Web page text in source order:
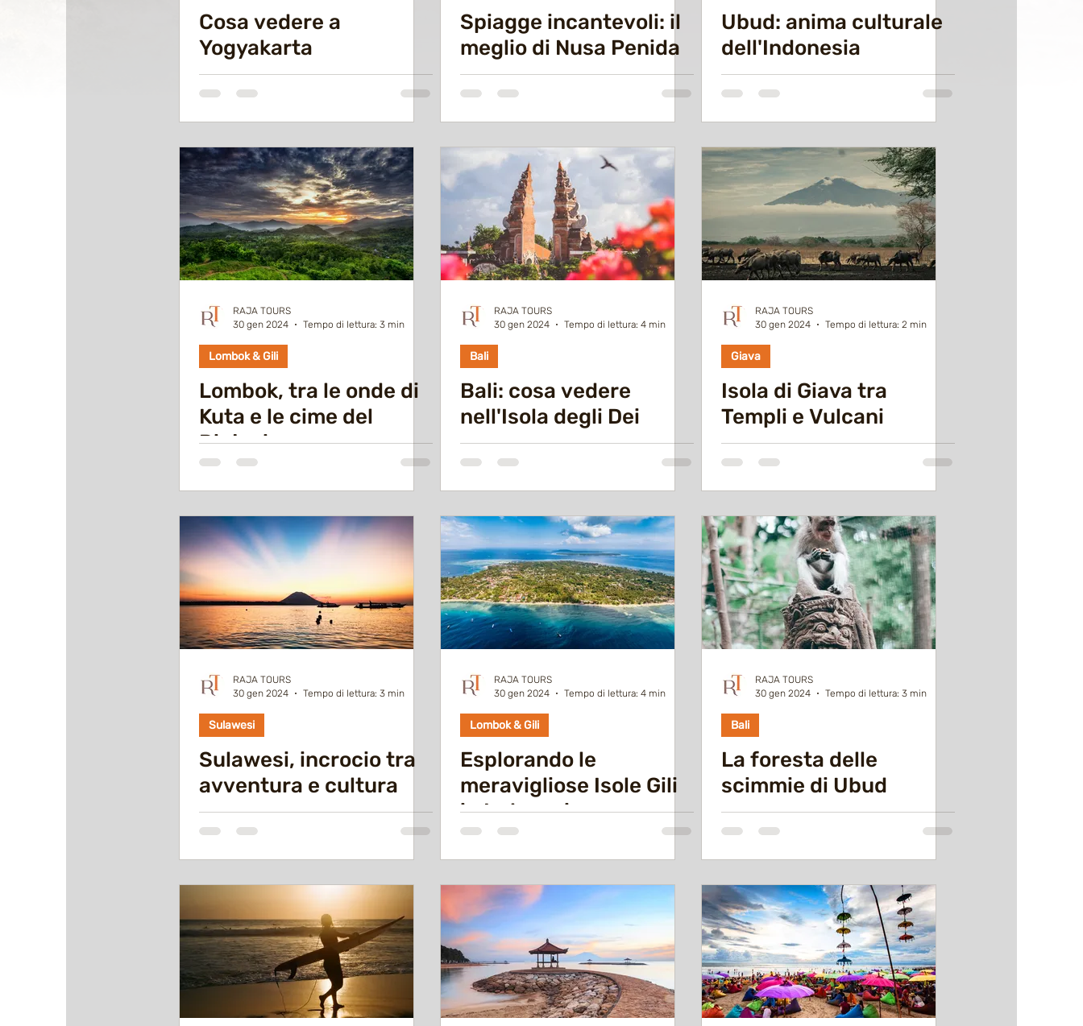
Cosa vedere a
Yogyakarta
Spiagge incantevoli: il
meglio di Nusa Penida
Ubud: anima culturale
dell'Indonesia
RAJA TOURS
30 gen 2024
Tempo di lettura: 3 min
Lombok & Gili
Lombok, tra le onde di
Kuta e le cime del
Rinjani
RAJA TOURS
30 gen 2024
Tempo di lettura: 4 min
Bali
Bali: cosa vedere
nell'Isola degli Dei
RAJA TOURS
30 gen 2024
Tempo di lettura: 2 min
Giava
Isola di Giava tra
Templi e Vulcani
RAJA TOURS
30 gen 2024
Tempo di lettura: 3 min
Sulawesi
Sulawesi, incrocio tra
avventura e cultura
RAJA TOURS
30 gen 2024
Tempo di lettura: 4 min
Lombok & Gili
Esplorando le
meravigliose Isole Gili
in Indonesia
RAJA TOURS
30 gen 2024
Tempo di lettura: 3 min
Bali
La foresta delle
scimmie di Ubud